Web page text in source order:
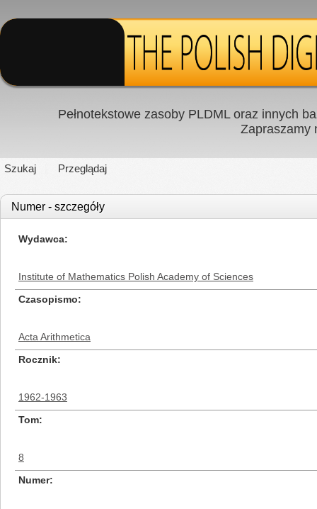
Pełnotekstowe zasoby PLDML oraz innych
Zapraszamy
Szukaj Przeglądaj
Numer - szczegóły
Wydawca
Institute of Mathematics Polish Academy of Sciences
Czasopismo
Acta Arithmetica
Rocznik
1962-1963
Tom
8
Numer